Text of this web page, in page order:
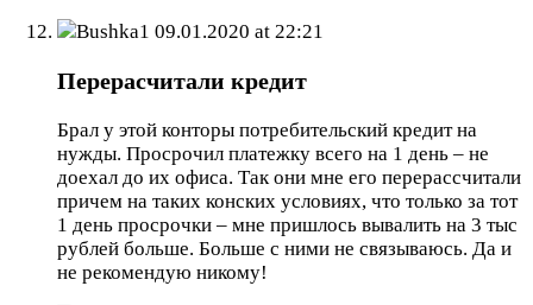
Bushka1 09.01.2020 at 22:21
Перерасчитали кредит
Брал у этой конторы потребительский кредит на
нужды. Просрочил платежку всего на 1 день – не
доехал до их офиса. Так они мне его перерассчитали
причем на таких конских условиях, что только за тот
1 день просрочки – мне пришлось вывалить на 3 тыс
рублей больше. Больше с ними не связываюсь. Да и
не рекомендую никому!